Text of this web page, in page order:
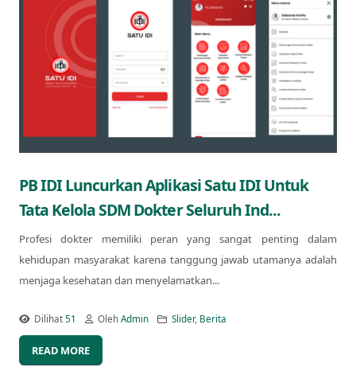
PB IDI Luncurkan Aplikasi Satu IDI Untuk
Tata Kelola SDM Dokter Seluruh Ind...
Profesi dokter memiliki peran yang sangat penting dalam
kehidupan masyarakat karena tanggung jawab utamanya adalah
menjaga kesehatan dan menyelamatkan...
Dilihat51 OlehAdmin Slider, Berita
READ MORE